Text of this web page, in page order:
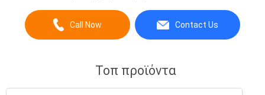
"Ειλικρίνειας, Καινοτομίας, Πέρα, Win-win",
Aiylon Company θερμά καλωσορίζουμε το
Call Now Contact Us
Τοπ προϊόντα